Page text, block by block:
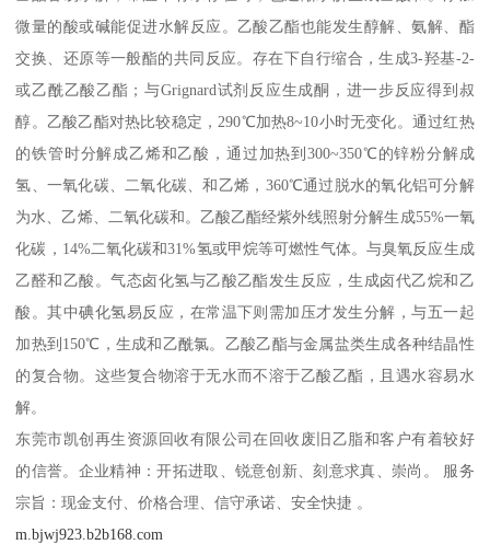
微量的酸或碱能促进水解反应。乙酸乙酯也能发生醇解、氨解、酯
交换、还原等一般酯的共同反应。存在下自行缩合，生成3-羟基-2-
或乙酰乙酸乙酯；与Grignard试剂反应生成酮，进一步反应得到叔
醇。乙酸乙酯对热比较稳定，290℃加热8~10小时无变化。通过红热
的铁管时分解成乙烯和乙酸，通过加热到300~350℃的锌粉分解成
氢、一氧化碳、二氧化碳、和乙烯，360℃通过脱水的氧化铝可分解
为水、乙烯、二氧化碳和。乙酸乙酯经紫外线照射分解生成55%一氧
化碳，14%二氧化碳和31%氢或甲烷等可燃性气体。与臭氧反应生成
乙醛和乙酸。气态卤化氢与乙酸乙酯发生反应，生成卤代乙烷和乙
酸。其中碘化氢易反应，在常温下则需加压才发生分解，与五一起
加热到150℃，生成和乙酰氯。乙酸乙酯与金属盐类生成各种结晶性
的复合物。这些复合物溶于无水而不溶于乙酸乙酯，且遇水容易水
解。
东莞市凯创再生资源回收有限公司在回收废旧乙脂和客户有着较好
的信誉。企业精神：开拓进取、锐意创新、刻意求真、崇尚。 服务
宗旨：现金支付、价格合理、信守承诺、安全快捷 。
m.bjwj923.b2b168.com